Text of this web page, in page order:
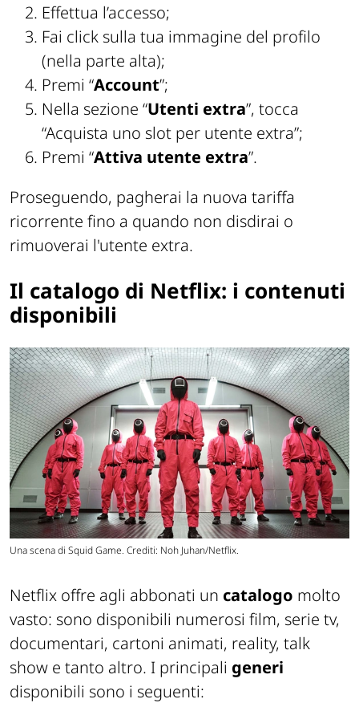
Effettua l’accesso;
Fai click sulla tua immagine del profilo
(nella parte alta);
Premi “Account”;
Nella sezione “Utenti extra”, tocca
“Acquista uno slot per utente extra”;
Premi “Attiva utente extra”.
Proseguendo, pagherai la nuova tariffa
ricorrente fino a quando non disdirai o
rimuoverai l'utente extra.
Il catalogo di Netflix: i contenuti
disponibili
Una scena di Squid Game. Crediti: Noh Juhan/Netflix.
Netflix offre agli abbonati un catalogo molto
vasto: sono disponibili numerosi film, serie tv,
documentari, cartoni animati, reality, talk
show e tanto altro. I principali generi
disponibili sono i seguenti: